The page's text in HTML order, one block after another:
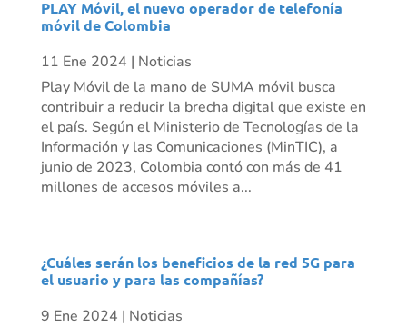
PLAY Móvil, el nuevo operador de telefonía
móvil de Colombia
11 Ene 2024 | Noticias
Play Móvil de la mano de SUMA móvil busca
contribuir a reducir la brecha digital que existe en
el país. Según el Ministerio de Tecnologías de la
Información y las Comunicaciones (MinTIC), a
junio de 2023, Colombia contó con más de 41
millones de accesos móviles a...
¿Cuáles serán los beneficios de la red 5G para
el usuario y para las compañías?
9 Ene 2024 | Noticias